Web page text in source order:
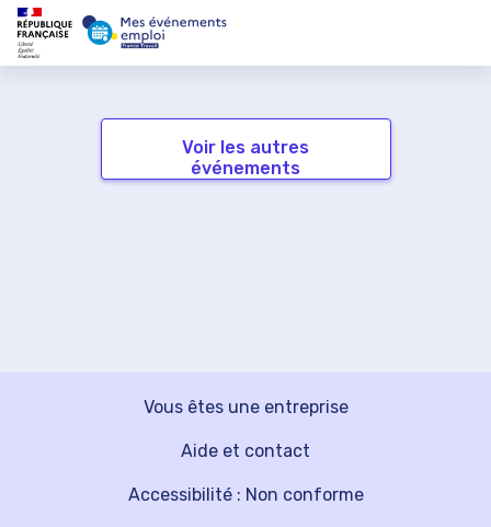
Voir les autres
événements
Vous êtes une entreprise
Aide et contact
Accessibilité : Non conforme